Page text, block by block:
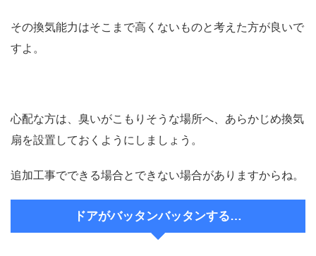
その換気能力はそこまで高くないものと考えた方が良いで
すよ。
心配な方は、臭いがこもりそうな場所へ、あらかじめ換気
扇を設置しておくようにしましょう。
追加工事でできる場合とできない場合がありますからね。
ドアがバッタンバッタンする…